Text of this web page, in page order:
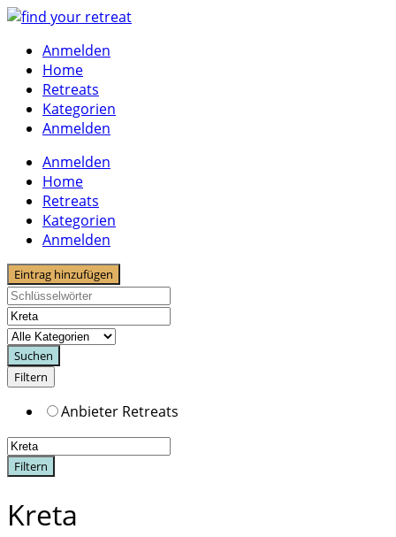
Skip
contentAnmelden
Home
Retreats
Kategorien
Anmelden
Anmelden
Home
Retreats
Kategorien
Anmelden
Eintrag hinzufügen
Suchen
Filtern
Anbieter Retreats
Filtern
Kreta